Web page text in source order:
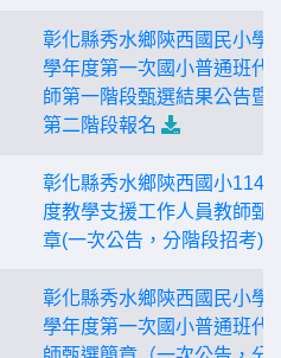
彰化縣秀水鄉陝西國民小學
學年度第一次國小普通班代
師第一階段甄選結果公告暨
第二階段報名
彰化縣秀水鄉陝西國小114
度教學支援工作人員教師甄
章(一次公告，分階段招考)
彰化縣秀水鄉陝西國民小學
學年度第一次國小普通班代